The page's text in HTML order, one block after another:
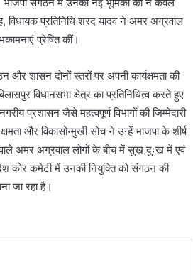
विधायक प्रतिनिधि शरद यादव ने अमर अग्रवाल
प्रेषित कीं।
शासन दोनों स्तरों पर अपनी कार्यक्षमता की
विधानसभा क्षेत्र का प्रतिनिधित्व करते हुए
प्रशासन जैसे महत्वपूर्ण विभागों की जिम्मेदारी
और विकासोन्मुखी सोच ने उन्हें भाजपा के शीर्ष
अमर अग्रवाल लोगों के बीच में सुख दुःख में एवं
कोर कमेटी में उनकी नियुक्ति को संगठन की
जा रहा है।